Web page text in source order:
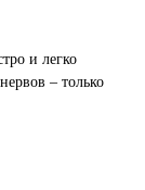
и легко
– только